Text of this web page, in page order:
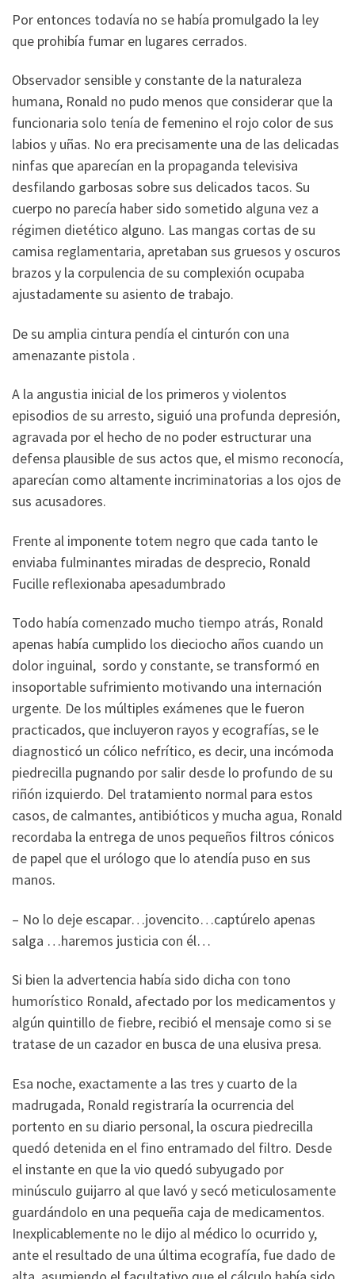
Por entonces todavía no se había promulgado la ley
que prohibía fumar en lugares cerrados.
Observador sensible y constante de la naturaleza
humana, Ronald no pudo menos que considerar que la
funcionaria solo tenía de femenino el rojo color de sus
labios y uñas. No era precisamente una de las delicadas
ninfas que aparecían en la propaganda televisiva
desfilando garbosas sobre sus delicados tacos. Su
cuerpo no parecía haber sido sometido alguna vez a
régimen dietético alguno. Las mangas cortas de su
camisa reglamentaria, apretaban sus gruesos y oscuros
brazos y la corpulencia de su complexión ocupaba
ajustadamente su asiento de trabajo.
De su amplia cintura pendía el cinturón con una
amenazante pistola .
A la angustia inicial de los primeros y violentos
episodios de su arresto, siguió una profunda depresión,
agravada por el hecho de no poder estructurar una
defensa plausible de sus actos que, el mismo reconocía,
aparecían como altamente incriminatorias a los ojos de
sus acusadores.
Frente al imponente totem negro que cada tanto le
enviaba fulminantes miradas de desprecio, Ronald
Fucille reflexionaba apesadumbrado
Todo había comenzado mucho tiempo atrás, Ronald
apenas había cumplido los dieciocho años cuando un
dolor inguinal, sordo y constante, se transformó en
insoportable sufrimiento motivando una internación
urgente. De los múltiples exámenes que le fueron
practicados, que incluyeron rayos y ecografías, se le
diagnosticó un cólico nefrítico, es decir, una incómoda
piedrecilla pugnando por salir desde lo profundo de su
riñón izquierdo. Del tratamiento normal para estos
casos, de calmantes, antibióticos y mucha agua, Ronald
recordaba la entrega de unos pequeños filtros cónicos
de papel que el urólogo que lo atendía puso en sus
manos.
– No lo deje escapar…jovencito…captúrelo apenas
salga …haremos justicia con él…
Si bien la advertencia había sido dicha con tono
humorístico Ronald, afectado por los medicamentos y
algún quintillo de fiebre, recibió el mensaje como si se
tratase de un cazador en busca de una elusiva presa.
Esa noche, exactamente a las tres y cuarto de la
madrugada, Ronald registraría la ocurrencia del
portento en su diario personal, la oscura piedrecilla
quedó detenida en el fino entramado del filtro. Desde
el instante en que la vio quedó subyugado por
minúsculo guijarro al que lavó y secó meticulosamente
guardándolo en una pequeña caja de medicamentos.
Inexplicablemente no le dijo al médico lo ocurrido y,
ante el resultado de una última ecografía, fue dado de